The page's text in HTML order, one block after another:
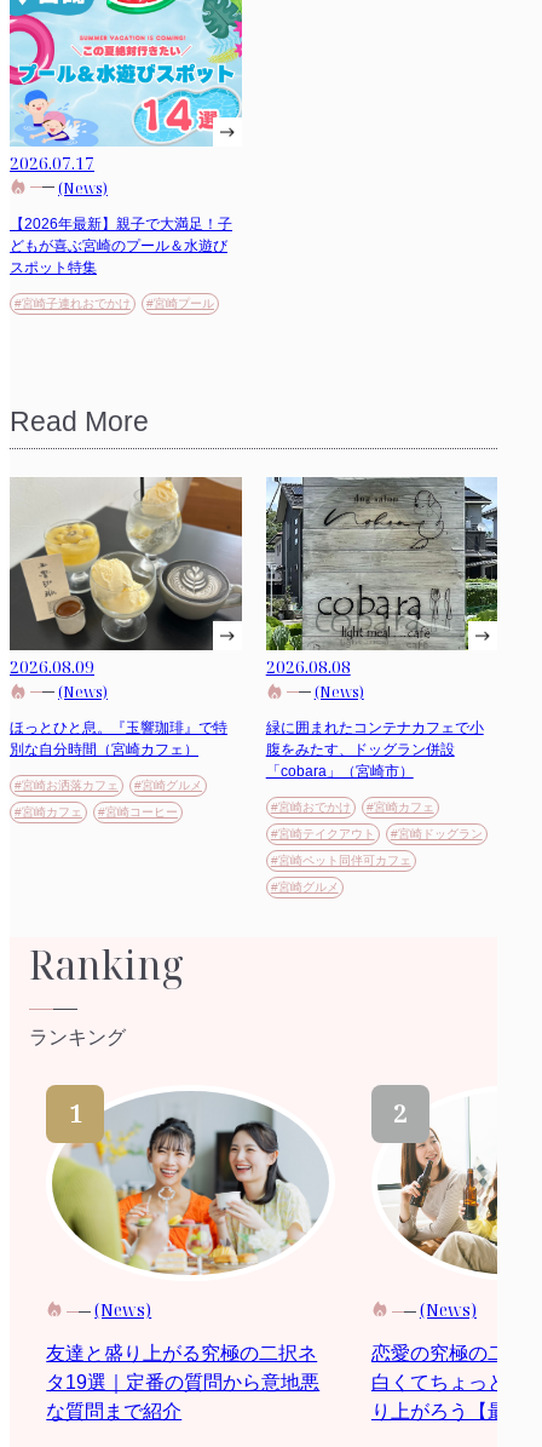
2026.07.17
(News)
【2026年最新】親子で大満足！子
どもが喜ぶ宮崎のプール＆水遊び
スポット特集
#宮崎子連れおでかけ #宮崎プール
Read More
2026.08.09
(News)
ほっとひと息。『玉響珈琲』で特
別な自分時間（宮崎カフェ）
#宮崎お洒落カフェ
#宮崎グルメ
#宮崎カフェ
#宮崎コーヒー
2026.08.08
(News)
緑に囲まれたコンテナカフェで小
腹をみたす、ドッグラン併設
「cobara」（宮崎市）
#宮崎おでかけ
#宮崎カフェ
#宮崎テイクアウト
#宮崎ドッグラン
#宮崎ペット同伴可カフェ
#宮崎グルメ
Ranking
ランキング
(News)
友達と盛り上がる究極の二択ネ
タ19選｜定番の質問から意地悪
な質問まで紹介
(News)
恋愛の究極の二択
白くてちょっと際
り上がろう【最新